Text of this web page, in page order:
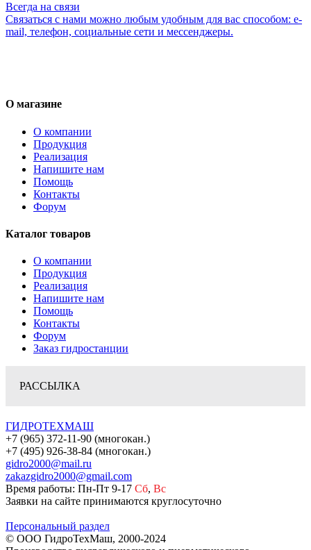
Всегда на связи
Связаться с нами можно любым удобным для вас способом: e-
mail, телефон, социальные сети и мессенджеры.
О магазине
О компании
Продукция
Реализация
Напишите нам
Помощь
Контакты
Форум
Каталог товаров
О компании
Продукция
Реализация
Напишите нам
Помощь
Контакты
Форум
Заказ гидростанции
РАССЫЛКА
ГИДРОТЕХМАШ
+7 (965) 372-11-90 (многокан.)
+7 (495) 926-38-84 (многокан.)
gidro2000@mail.ru
zakazgidro2000@gmail.com
Время работы: Пн-Пт 9-17 Сб, Вс
Заявки на сайте принимаются круглосуточно
Персональный раздел
© ООО ГидроТехМаш, 2000-2024